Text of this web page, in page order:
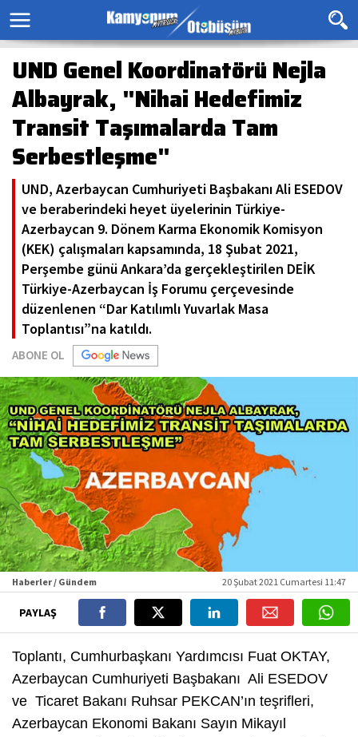
UND Genel Koordinatörü Nejla
Albayrak, "Nihai Hedefimiz
Transit Taşımalarda Tam
Serbestleşme"
UND, Azerbaycan Cumhuriyeti Başbakanı Ali ESEDOV
ve beraberindeki heyet üyelerinin Türkiye-
Azerbaycan 9. Dönem Karma Ekonomik Komisyon
(KEK) çalışmaları kapsamında, 18 Şubat 2021,
Perşembe günü Ankara’da gerçekleştirilen DEİK
Türkiye-Azerbaycan İş Forumu çerçevesinde
düzenlenen “Dar Katılımlı Yuvarlak Masa
Toplantısı”na katıldı.
ABONE OL
Haberler / Gündem 20 Şubat 2021 Cumartesi 11:47
PAYLAŞ
Toplantı, Cumhurbaşkanı Yardımcısı Fuat OKTAY,
Azerbaycan Cumhuriyeti Başbakanı Ali ESEDOV
ve Ticaret Bakanı Ruhsar PEKCAN’ın teşrifleri,
Azerbaycan Ekonomi Bakanı Sayın Mikayıl